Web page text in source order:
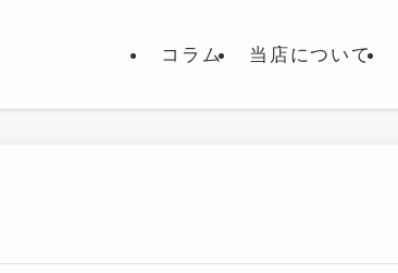
コラム 当店について